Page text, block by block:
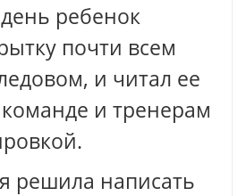
ребенок
почти всем
и читал ее
команде и тренерам
решила написать